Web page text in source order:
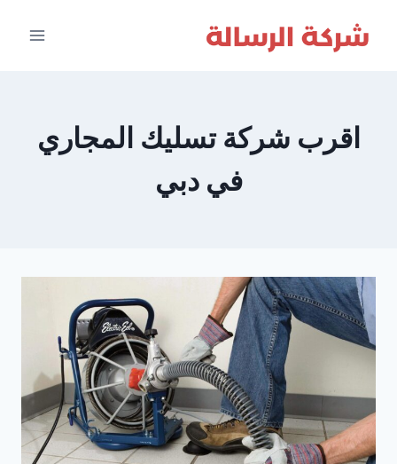
اقرب شركة تسليك المجاري
في دبي